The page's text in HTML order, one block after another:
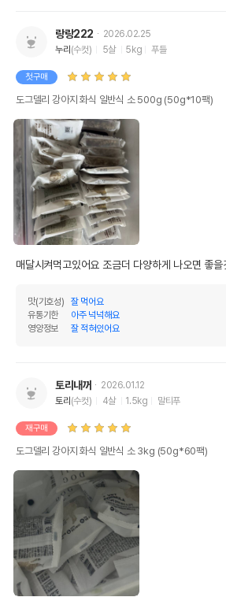
랑랑222
2026.02.25
누리(수컷) 5살 5kg 푸들
첫구매
도그델리 강아지 화식 일반식 소 500g (50g*10팩)
매달시켜먹고있어요 조금더 다양하게 나오면 좋을
맛(기호성)
잘 먹어요
유통기한
아주 넉넉해요
영양정보
잘 적혀있어요
토리내꺼
2026.01.12
토리 (수컷) 4살 1.5kg 말티푸
재구매
도그델리 강아지 화식 일반식 소 3kg (50g*60팩)